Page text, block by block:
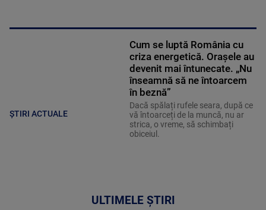
ȘTIRI ACTUALE
Cum se luptă România cu
criza energetică. Orașele au
devenit mai întunecate. „Nu
înseamnă să ne întoarcem
în beznă”
Dacă spălați rufele seara, după ce
vă întoarceți de la muncă, nu ar
strica, o vreme, să schimbați
obiceiul.
ULTIMELE ȘTIRI